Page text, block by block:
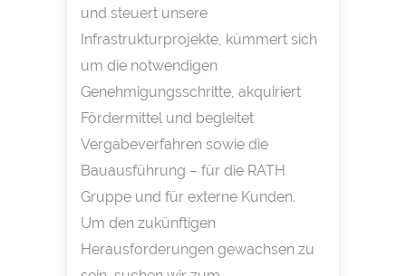
und steuert unsere
Infrastrukturprojekte, kümmert sich
um die notwendigen
Genehmigungsschritte, akquiriert
Fördermittel und begleitet
Vergabeverfahren sowie die
Bauausführung – für die RATH
Gruppe und für externe Kunden.
Um den zukünftigen
Herausforderungen gewachsen zu